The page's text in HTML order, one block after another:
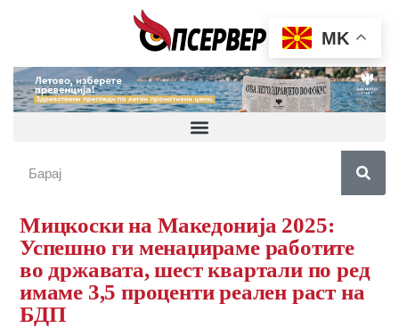
Мицкоски на Македонија 2025:
Успешно ги менаџираме работите
во државата, шест квартали по ред
имаме 3,5 проценти реален раст на
БДП
MK